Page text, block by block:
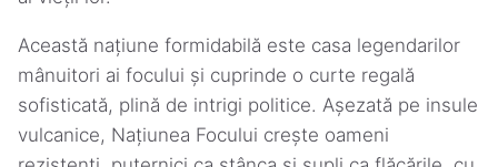
Această națiune formidabilă este casa legendarilor
mânuitori ai focului și cuprinde o curte regală
sofisticată, plină de intrigi politice. Așezată pe insule
vulcanice, Națiunea Focului crește oameni